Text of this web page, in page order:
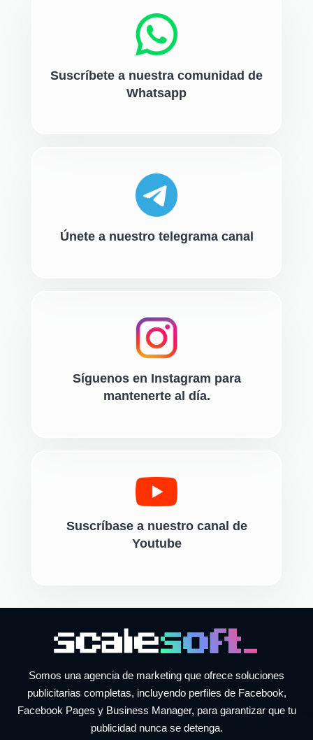
Suscríbete a nuestra comunidad de
Whatsapp
Únete a nuestro telegrama canal
Síguenos en Instagram para
mantenerte al día.
Suscríbase a nuestro canal de
Youtube
Somos una agencia de marketing que ofrece soluciones
publicitarias completas, incluyendo perfiles de Facebook,
Facebook Pages y Business Manager, para garantizar que tu
publicidad nunca se detenga.